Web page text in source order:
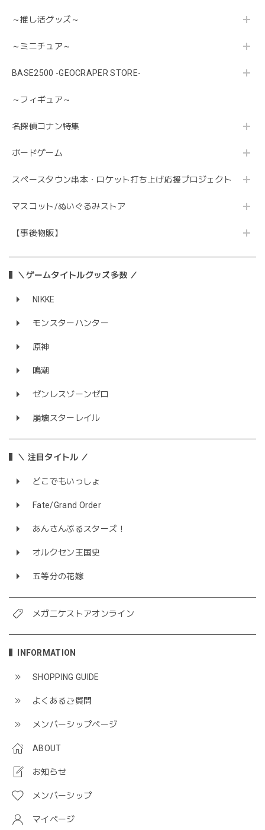
～推し活グッズ～
～ミニチュア～
BASE2500 -GEOCRAPER STORE-
～フィギュア～
名探偵コナン特集
ボードゲーム
スペースタウン串本・ロケット打ち上げ応援プロジェクト
マスコット/ぬいぐるみストア
【事後物販】
＼ゲームタイトルグッズ多数 ／
NIKKE
モンスターハンター
原神
鳴潮
ゼンレスゾーンゼロ
崩壊スターレイル
＼ 注目タイトル ／
どこでもいっしょ
Fate/Grand Order
あんさんぶるスターズ！
オルクセン王国史
五等分の花嫁
メガニケストアオンライン
INFORMATION
SHOPPING GUIDE
よくあるご質問
メンバーシップページ
ABOUT
お知らせ
メンバーシップ
マイページ